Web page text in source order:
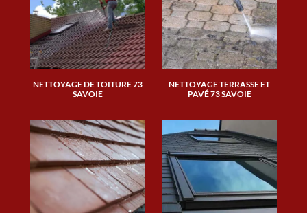
NETTOYAGE DE TOITURE 73
SAVOIE
NETTOYAGE TERRASSE ET
PAVÉ 73 SAVOIE